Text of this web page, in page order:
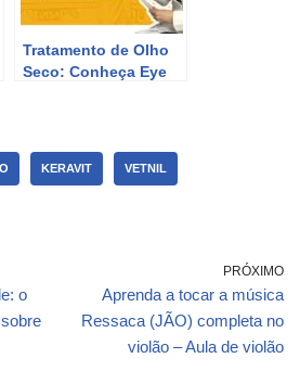
Tratamento de Olho
Seco: Conheça Eye
KERAVIT VETNIL
o
PRÓXIMO
Aprenda a tocar a música
Ressaca (JÃO) completa no
violão – Aula de violão